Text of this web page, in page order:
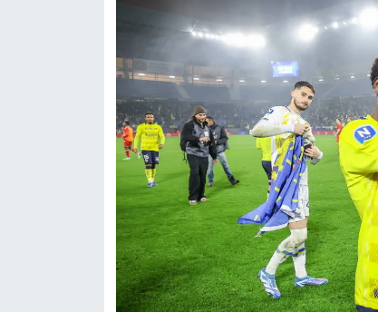
Motor Sporları
Su Sporları
Diğer Spor Dalları
Futbolcular